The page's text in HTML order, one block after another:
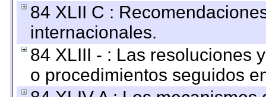
84 XLII C :
internacionales.
84 XLIII - : Las resoluciones
o procedimientos seguidos